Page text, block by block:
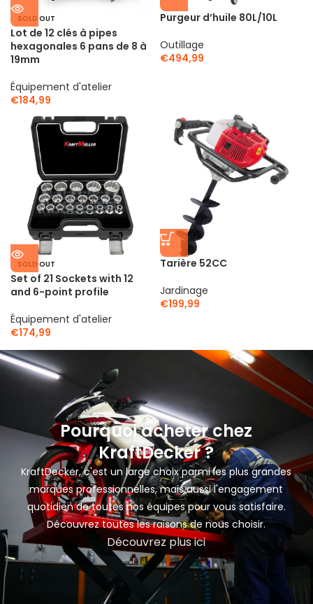
SOLD OUT
Lot de 12 clés à pipes
hexagonales 6 pans de 8 à
19mm
Équipement d'atelier
€184,99
Purgeur d’huile 80L/10L
Outillage
€494,99
SOLD OUT
Set of 21 Sockets with 12
and 6-point profile
Équipement d'atelier
€174,99
Tarière 52CC
Jardinage
€199,99
Pourquoi acheter chez
KraftDecker ?
KraftDecker, c'est un large choix parmi les plus grandes
marques professionnelles, mais aussi l'engagement
quotidien de toutes nos équipes pour vous satisfaire.
Découvrez toutes les raisons de nous choisir.
Découvrez plus ici